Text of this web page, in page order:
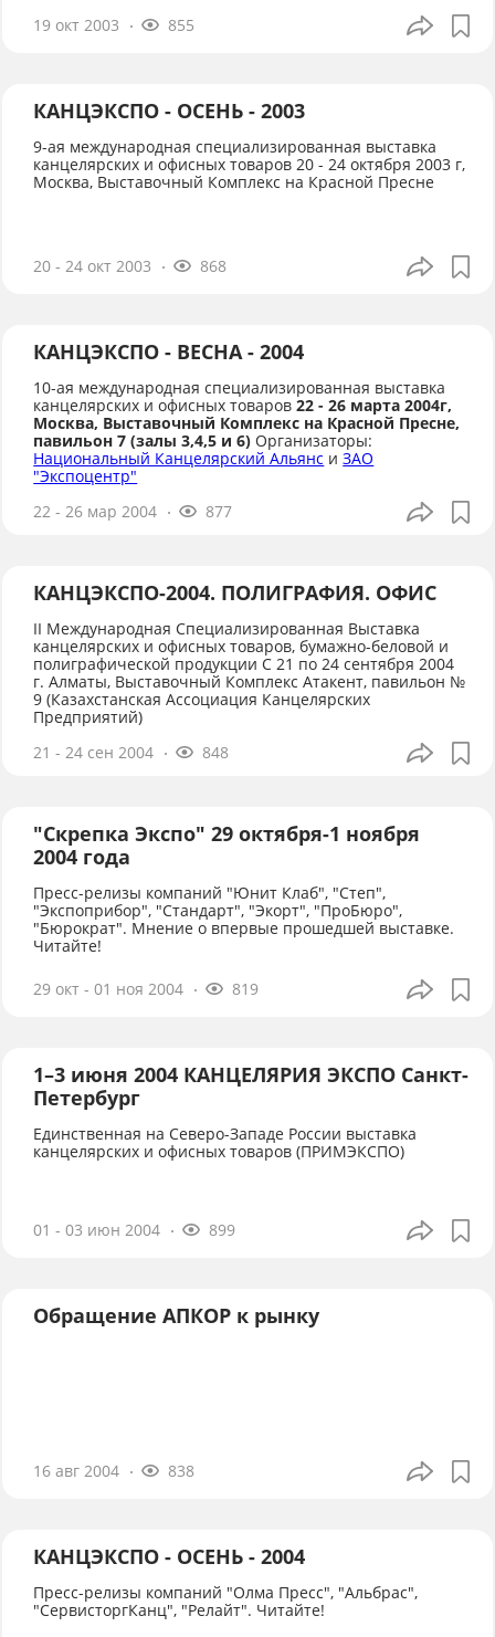
19 окт 2003 855
КАНЦЭКСПО - ОСЕНЬ - 2003
9-ая международная специализированная выставка
канцелярских и офисных товаров 20 - 24 октября 2003 г,
Москва, Выставочный Комплекс на Красной Пресне
20 - 24 окт 2003 868
КАНЦЭКСПО - ВЕСНА - 2004
10-ая международная специализированная выставка
канцелярских и офисных товаров22 - 26 марта 2004г,
Москва, Выставочный Комплекс на Красной Пресне,
павильон 7 (залы 3,4,5 и 6)Организаторы:
Национальный Канцелярский Альянс иЗАО
"Экспоцентр"
22 - 26 мар 2004
877
КАНЦЭКСПО-2004. ПОЛИГРАФИЯ. ОФИС
II Международная Специализированная Выставка
канцелярских и офисных товаров, бумажно-беловой и
полиграфической продукции С 21 по 24 сентября 2004
г. Алматы, Выставочный Комплекс Атакент, павильон №
9 (Казахстанская Ассоциация Канцелярских
Предприятий)
21 - 24 сен 2004
848
"Скрепка Экспо" 29 октября-1 ноября
2004 года
Пресс-релизы компаний "Юнит Клаб", "Степ",
"Экспоприбор", "Стандарт", "Экорт", "ПроБюро",
"Бюрократ". Мнение о впервые прошедшей выставке.
Читайте!
29 окт - 01 ноя 2004 819
1–3 июня 2004 КАНЦЕЛЯРИЯ ЭКСПО Санкт-
Петербург
Единственная на Северо-Западе России выставка
канцелярских и офисных товаров (ПРИМЭКСПО)
01 - 03 июн 2004 899
Обращение АПКОР к рынку
16 авг 2004 838
КАНЦЭКСПО - ОСЕНЬ - 2004
Пресс-релизы компаний "Олма Пресс", "Альбрас",
"СервисторгКанц", "Релайт". Читайте!